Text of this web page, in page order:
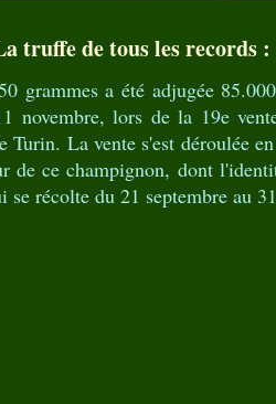
truffe de tous les records :
grammes a été adjugée
novembre, lors de la 19e
Turin. La vente s'est déroulée
de ce champignon, dont
récolte du 21 septembre au